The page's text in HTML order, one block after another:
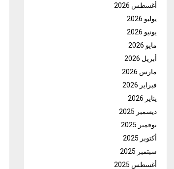
أغسطس 2026
يوليو 2026
يونيو 2026
مايو 2026
أبريل 2026
مارس 2026
فبراير 2026
يناير 2026
ديسمبر 2025
نوفمبر 2025
أكتوبر 2025
سبتمبر 2025
أغسطس 2025